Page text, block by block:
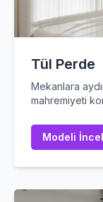
Tül Perde
Mekanlara
mahremiyeti
Modeli